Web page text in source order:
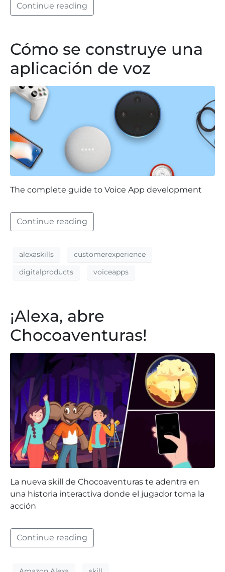
Continue reading
Cómo se construye una
aplicación de voz
The complete guide to Voice App development
Continue reading
alexaskills
customerexperience
digitalproducts
voiceapps
¡Alexa, abre
Chocoaventuras!
La nueva skill de Chocoaventuras te adentra en
una historia interactiva donde el jugador toma la
acción
Continue reading